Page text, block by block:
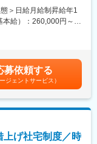
す。新入社員研修に始
ミナーを実施。日本薬
会も随時開催。最新の
たり、患者様とのより
性を磨いたりしなが
す。
ック（内科、泌尿器
＞日給月給制昇給年1
本給）：260,000円～
当10,000円賃金はあく
下する可能性がありま
。
募依頼する
ージェントサービス）
上げ社宅制度／時